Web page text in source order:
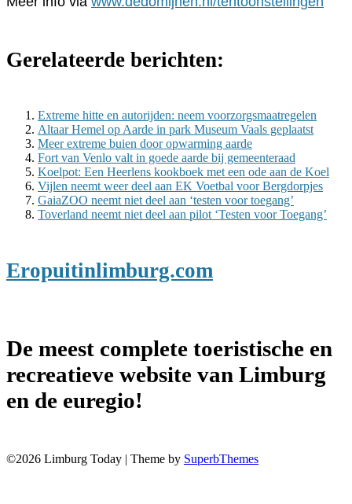
Gerelateerde berichten:
Extreme hitte en autorijden: neem voorzorgsmaatregelen
Altaar Hemel op Aarde in park Museum Vaals geplaatst
Meer extreme buien door opwarming aarde
Fort van Venlo valt in goede aarde bij gemeenteraad
Koelpot: Een Heerlens kookboek met een ode aan de Koel
Vijlen neemt weer deel aan EK Voetbal voor Bergdorpjes
GaiaZOO neemt niet deel aan ‘testen voor toegang’
Toverland neemt niet deel aan pilot ‘Testen voor Toegang’
Eropuitinlimburg.com
De meest complete toeristische en
recreatieve website van Limburg
en de euregio!
©2026 Limburg Today | Theme by SuperbThemes